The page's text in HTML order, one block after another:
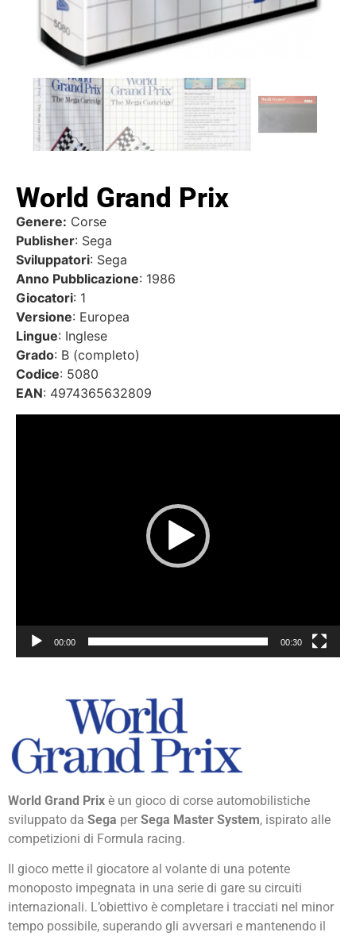
World Grand Prix
Genere: Corse
Publisher: Sega
Sviluppatori: Sega
Anno Pubblicazione: 1986
Giocatori: 1
Versione: Europea
Lingue: Inglese
Grado: B (completo)
Codice: 5080
EAN: 4974365632809
00:00 00:30
World Grand Prix è un gioco di corse automobilistiche
sviluppato da Sega per Sega Master System, ispirato alle
competizioni di Formula racing.
Il gioco mette il giocatore al volante di una potente
monoposto impegnata in una serie di gare su circuiti
internazionali. L’obiettivo è completare i tracciati nel minor
tempo possibile, superando gli avversari e mantenendo il